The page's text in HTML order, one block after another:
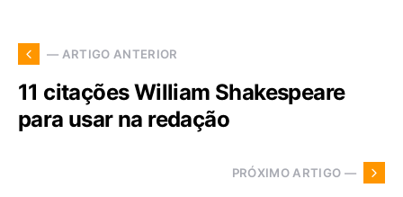
— ARTIGO ANTERIOR
11 citações William Shakespeare
para usar na redação
PRÓXIMO ARTIGO —